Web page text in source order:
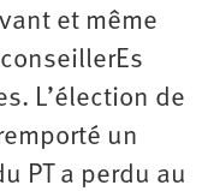
et même
L’élection de
un
PT a perdu au